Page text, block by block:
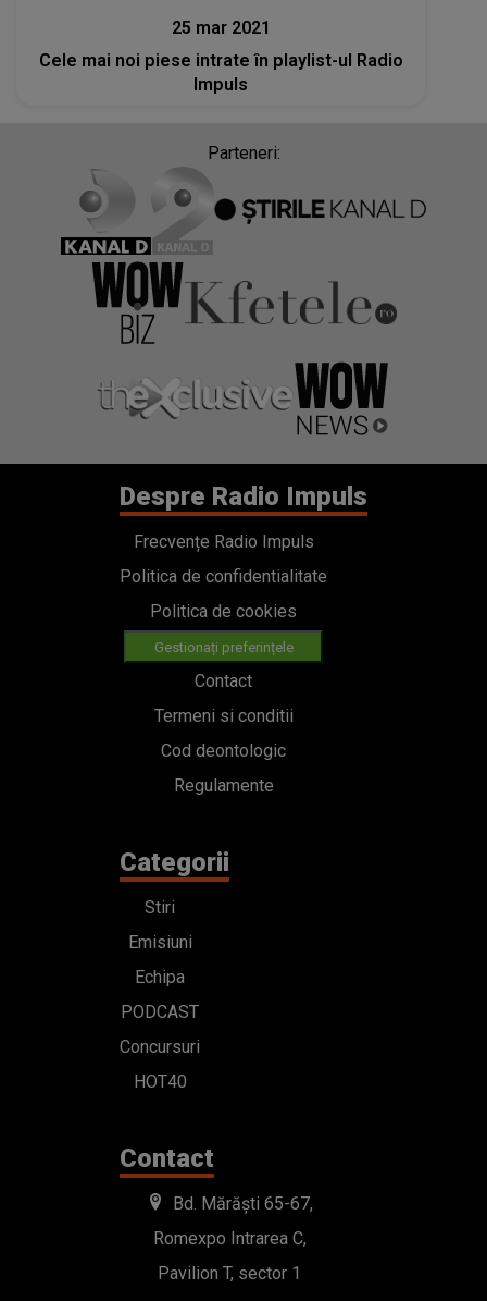
25 mar 2021
Cele mai noi piese intrate în playlist-ul Radio
Impuls
Parteneri:
Despre Radio Impuls
Frecvențe Radio Impuls
Politica de confidentialitate
Politica de cookies
Gestionați preferințele
Contact
Termeni si conditii
Cod deontologic
Regulamente
Categorii
Stiri
Emisiuni
Echipa
PODCAST
Concursuri
HOT40
Contact
Bd. Mărăști 65-67,
Romexpo Intrarea C,
Pavilion T, sector 1